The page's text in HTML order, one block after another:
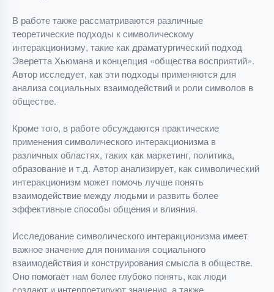
В работе также рассматриваются различные
теоретические подходы к символическому
интеракционизму, такие как драматургический подход
Эверетта Хьюмана и концепция «общества восприятий».
Автор исследует, как эти подходы применяются для
анализа социальных взаимодействий и роли символов в
обществе.
Кроме того, в работе обсуждаются практические
применения символического интеракционизма в
различных областях, таких как маркетинг, политика,
образование и т.д. Автор анализирует, как символический
интеракционизм может помочь лучше понять
взаимодействие между людьми и развить более
эффективные способы общения и влияния.
Исследование символического интеракционизма имеет
важное значение для понимания социального
взаимодействия и конструирования смысла в обществе.
Оно помогает нам более глубоко понять, как люди
создают и интерпретируют значения, а также